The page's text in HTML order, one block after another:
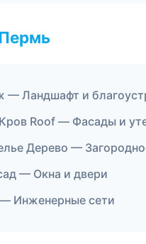
— Ландшафт и
Roof — Фасады и
Дерево —
— Окна и двери
Инженерные сети